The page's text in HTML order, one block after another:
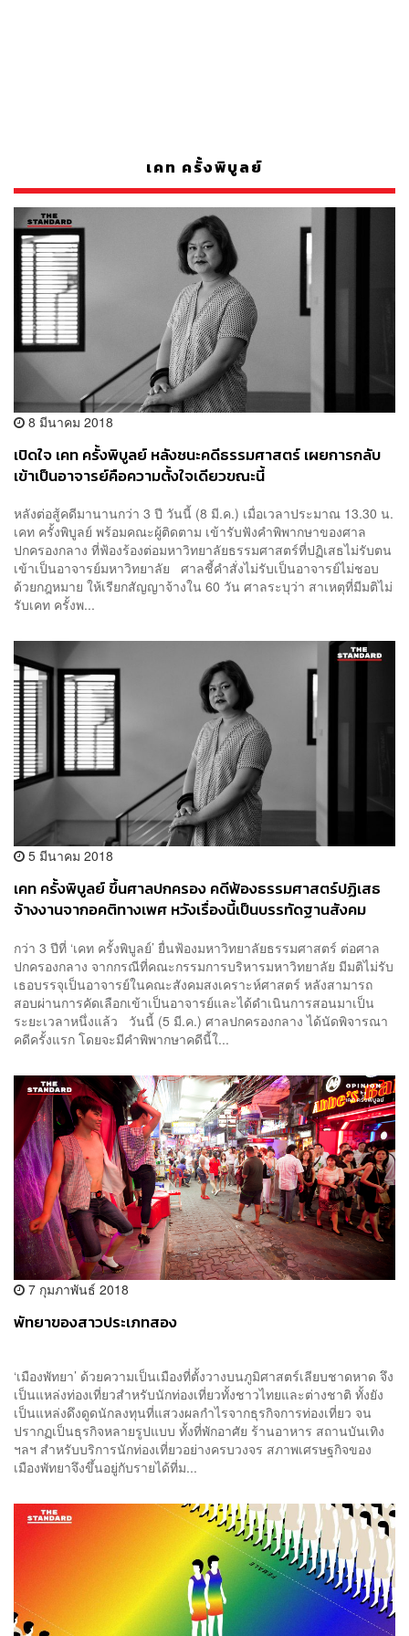
เคท ครั้งพิบูลย์
8 มีนาคม 2018
เปิดใจ เคท ครั้งพิบูลย์ หลังชนะคดีธรรมศาสตร์ เผยการกลับ
เข้าเป็นอาจารย์คือความตั้งใจเดียวขณะนี้
หลังต่อสู้คดีมานานกว่า 3 ปี วันนี้ (8 มี.ค.) เมื่อเวลาประมาณ 13.30 น.
เคท ครั้งพิบูลย์ พร้อมคณะผู้ติดตาม เข้ารับฟังคำพิพากษาของศาล
ปกครองกลาง ที่ฟ้องร้องต่อมหาวิทยาลัยธรรมศาสตร์ที่ปฏิเสธไม่รับตน
เข้าเป็นอาจารย์มหาวิทยาลัย ศาลชี้คำสั่งไม่รับเป็นอาจารย์ไม่ชอบ
ด้วยกฎหมาย ให้เรียกสัญญาจ้างใน 60 วัน ศาลระบุว่า สาเหตุที่มีมติไม่
รับเคท ครั้งพ...
5 มีนาคม 2018
เคท ครั้งพิบูลย์ ขึ้นศาลปกครอง คดีฟ้องธรรมศาสตร์ปฏิเสธ
จ้างงานจากอคติทางเพศ หวังเรื่องนี้เป็นบรรทัดฐานสังคม
กว่า 3 ปีที่ ‘เคท ครั้งพิบูลย์’ ยื่นฟ้องมหาวิทยาลัยธรรมศาสตร์ ต่อศาล
ปกครองกลาง จากกรณีที่คณะกรรมการบริหารมหาวิทยาลัย มีมติไม่รับ
เธอบรรจุเป็นอาจารย์ในคณะสังคมสงเคราะห์ศาสตร์ หลังสามารถ
สอบผ่านการคัดเลือกเข้าเป็นอาจารย์และได้ดำเนินการสอนมาเป็น
ระยะเวลาหนึ่งแล้ว วันนี้ (5 มี.ค.) ศาลปกครองกลาง ได้นัดพิจารณา
คดีครั้งแรก โดยจะมีคำพิพากษาคดีนี้ใ...
7 กุมภาพันธ์ 2018
พัทยาของสาวประเภทสอง
‘เมืองพัทยา’ ด้วยความเป็นเมืองที่ตั้งวางบนภูมิศาสตร์เลียบชาดหาด จึง
เป็นแหล่งท่องเที่ยวสำหรับนักท่องเที่ยวทั้งชาวไทยและต่างชาติ ทั้งยัง
เป็นแหล่งดึงดูดนักลงทุนที่แสวงผลกำไรจากธุรกิจการท่องเที่ยว จน
ปรากฏเป็นธุรกิจหลายรูปแบบ ทั้งที่พักอาศัย ร้านอาหาร สถานบันเทิง
ฯลฯ สำหรับบริการนักท่องเที่ยวอย่างครบวงจร สภาพเศรษฐกิจของ
เมืองพัทยาจึงขึ้นอยู่กับรายได้ที่ม...